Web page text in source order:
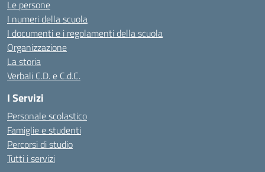
Le persone
I numeri della scuola
I documenti e i regolamenti della scuola
Organizzazione
La storia
Verbali C.D. e C.d.C.
I Servizi
Personale scolastico
Famiglie e studenti
Percorsi di studio
Tutti i servizi